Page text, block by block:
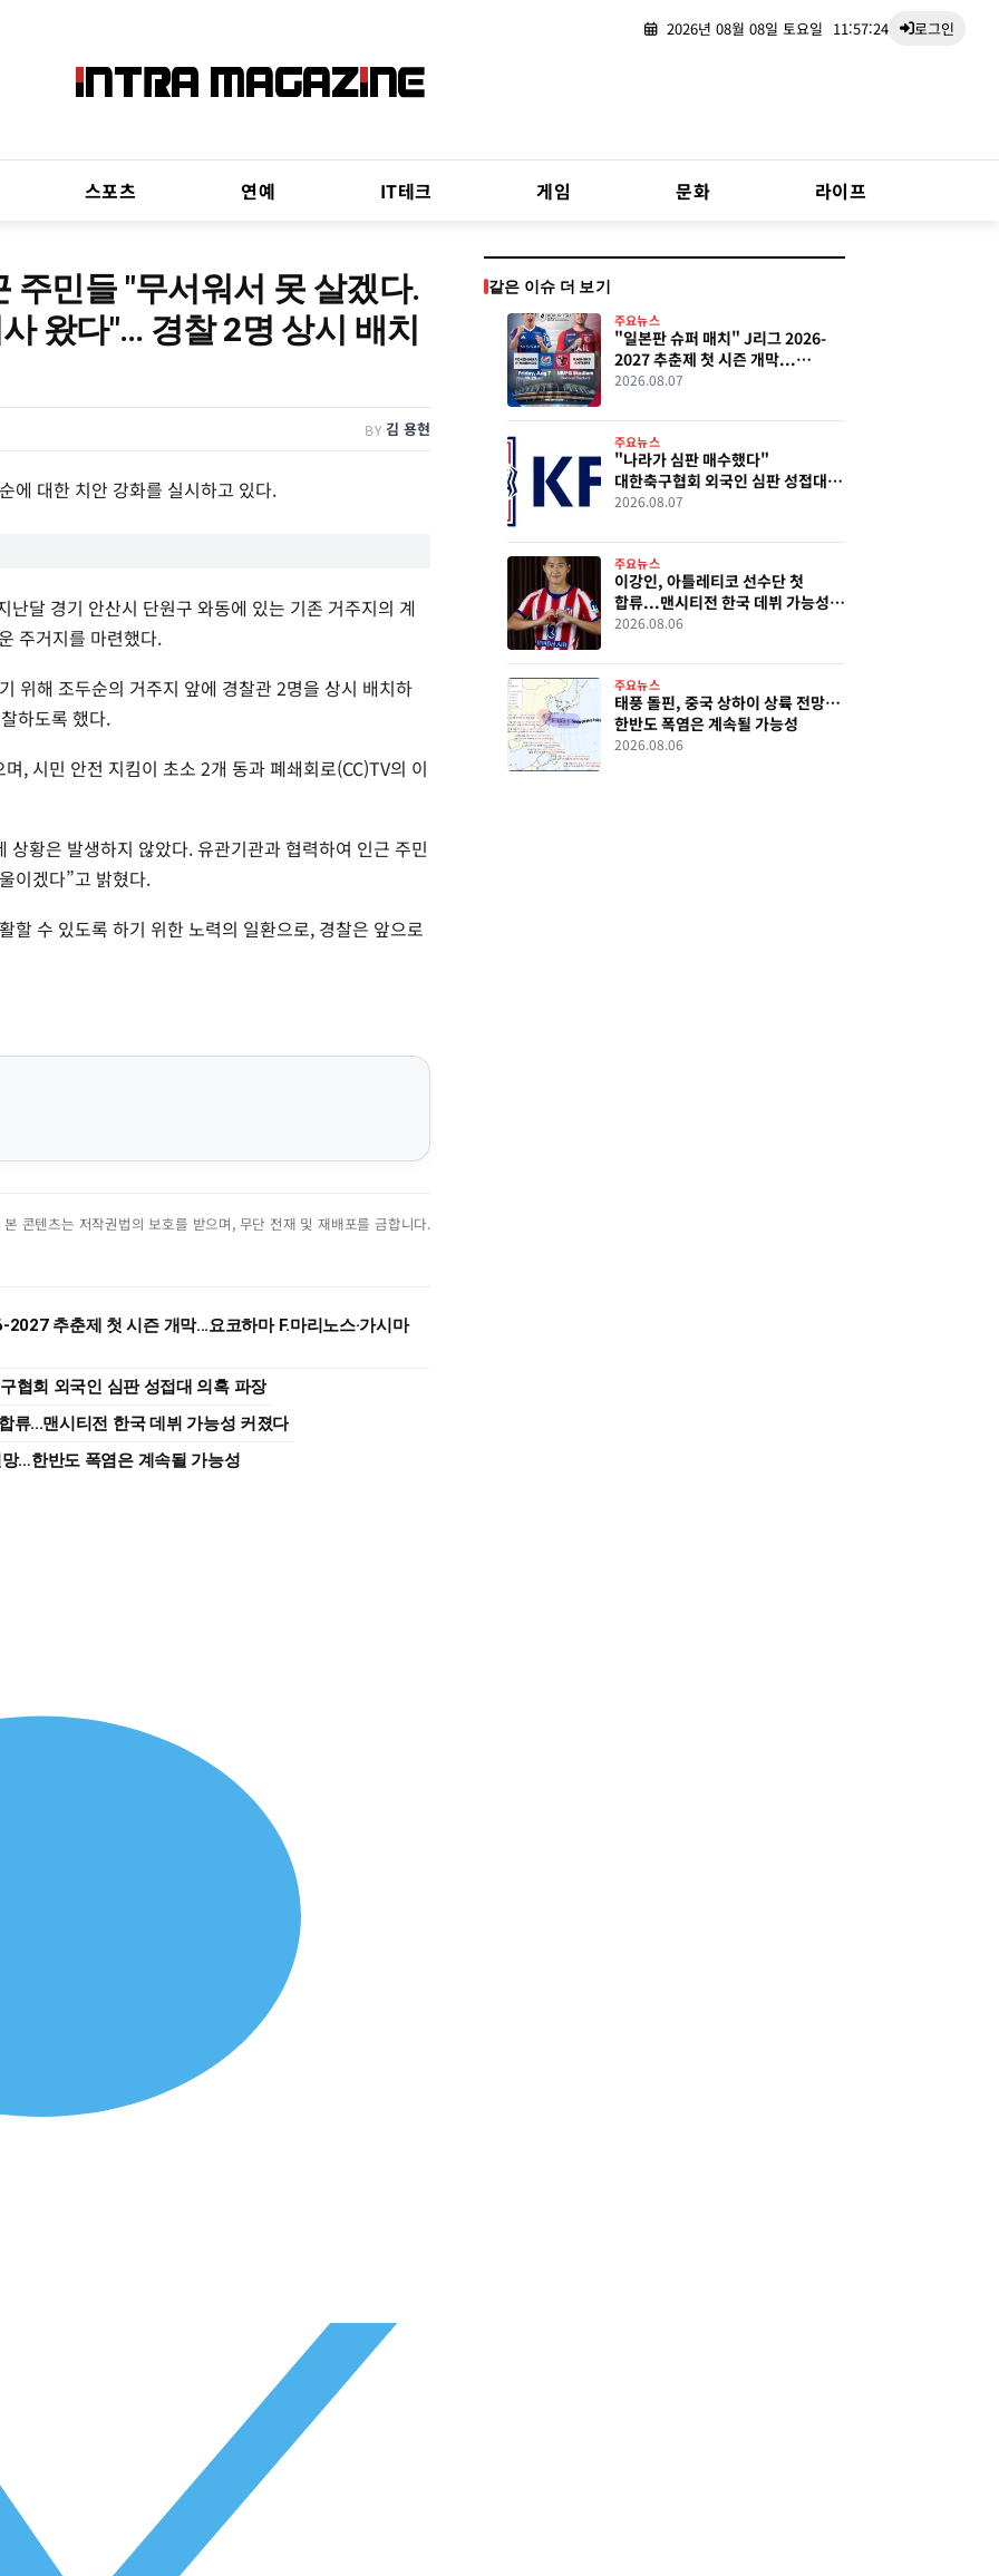
2026년 08월 08일 토요일 11:57:25 로그인
스포츠 연예 IT테크 게임 문화 라이프
주민들 "무서워서 못 살겠다.
왔다"… 경찰 2명 상시 배치
BY 김 용현
에 대한 치안 강화를 실시하고 있다.
달 경기 안산시 단원구 와동에 있는 기존 거주지의 계
주거지를 마련했다.
위해 조두순의 거주지 앞에 경찰관 2명을 상시 배치하
하도록 했다.
, 시민 안전 지킴이 초소 2개 동과 폐쇄회로(CC)TV의 이
황은 발생하지 않았다. 유관기관과 협력하여 인근 주민
이겠다”고 밝혔다.
할 수 있도록 하기 위한 노력의 일환으로, 경찰은 앞으로
콘텐츠는 저작권법의 보호를 받으며, 무단 전재 및 재배포를 금합니다.
추춘제 첫 시즌 개막...요코하마 F.마리노스·가시마
협회 외국인 심판 성접대 의혹 파장
류...맨시티전 한국 데뷔 가능성 커졌다
…한반도 폭염은 계속될 가능성
같은 이슈 더 보기
주요뉴스
"일본판 슈퍼 매치" J리그 2026-
2027 추춘제 첫 시즌 개막...
요코하마 F.마리노스·가시마
2026.08.07
주요뉴스
"나라가 심판 매수했다"
대한축구협회 외국인 심판 성접대
의혹 파장
2026.08.07
주요뉴스
이강인, 아틀레티코 선수단 첫
합류...맨시티전 한국 데뷔 가능성
커졌다
2026.08.06
주요뉴스
태풍 돌핀, 중국 상하이 상륙 전망…
한반도 폭염은 계속될 가능성
2026.08.06